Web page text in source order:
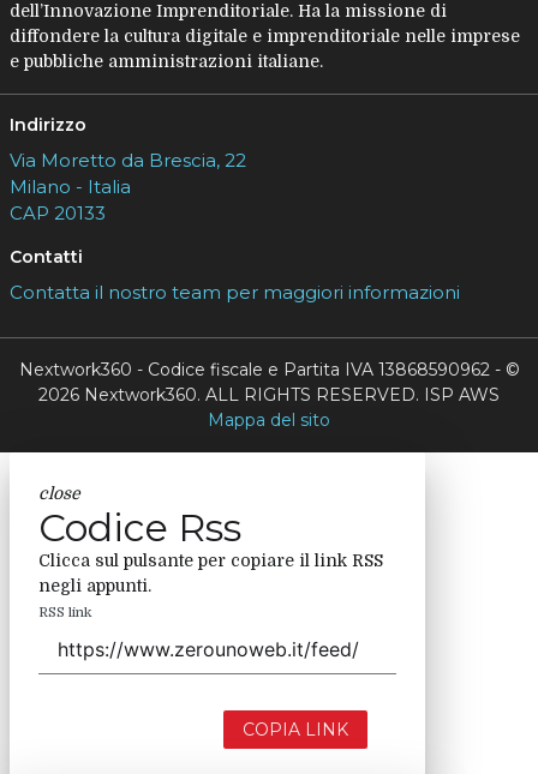
dell’Innovazione Imprenditoriale. Ha la missione di
diffondere la cultura digitale e imprenditoriale nelle imprese
e pubbliche amministrazioni italiane.
Indirizzo
Via Moretto da Brescia, 22
Milano - Italia
CAP 20133
Contatti
Contatta il nostro team per maggiori informazioni
Nextwork360 - Codice fiscale e Partita IVA 13868590962 - ©
2026 Nextwork360. ALL RIGHTS RESERVED. ISP AWS
Mappa del sito
close
Codice Rss
Clicca sul pulsante per copiare il link RSS
negli appunti.
RSS link
COPIA LINK